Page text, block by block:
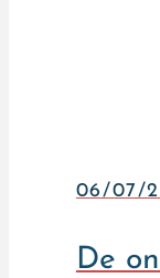
06/07/
De